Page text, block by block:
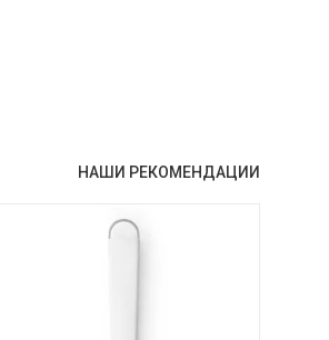
НАШИ РЕКОМЕНДАЦИИ